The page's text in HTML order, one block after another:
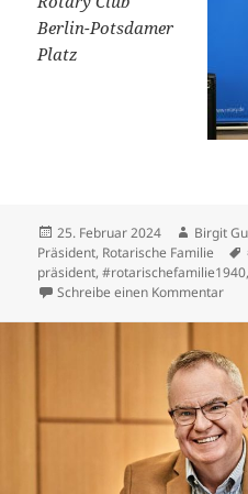
Berlin-Potsdamer
Platz
Veröffentlicht
am
25. Februar 2024 Autor
Birgit
Präsident, Rotarische Familie
präsident,#rotarischefamilie1940
Schreibe einen Kommentarzu